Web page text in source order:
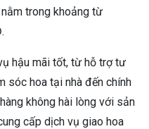
trong khoảng từ
hậu mãi tốt, từ hỗ trợ tư
sóc hoa tại nhà đến chính
không hài lòng với sản
cấp dịch vụ giao hoa